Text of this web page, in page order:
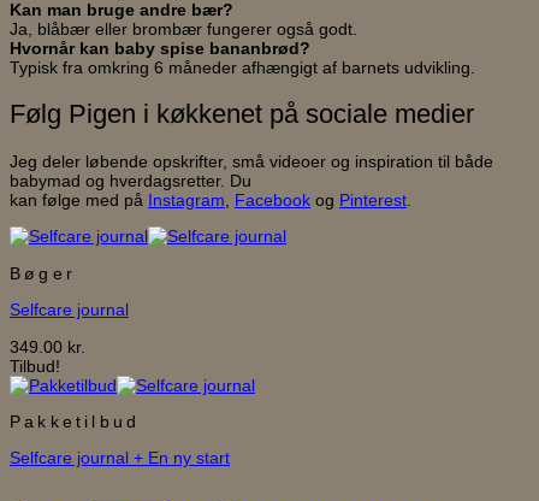
Kan man bruge andre bær?
Ja, blåbær eller brombær fungerer også godt.
Hvornår kan baby spise bananbrød?
Typisk fra omkring 6 måneder afhængigt af barnets udvikling.
Følg Pigen i køkkenet på sociale medier
Jeg deler løbende opskrifter, små videoer og inspiration til både
babymad og hverdagsretter. Du
kan følge med på Instagram Facebook og Pinterest
Bøger
Selfcare journal
349.00 kr.
Tilbud!
Pakketilbud
Selfcare journal + En ny start